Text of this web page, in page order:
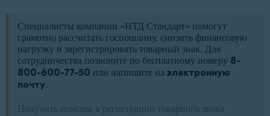
Специалисты компании «НТД Стандарт» помогут
грамотно рассчитать госпошлину, снизить финансовую
нагрузку и зарегистрировать товарный знак. Для
сотрудничества позвоните по бесплатному номеру 8-
800-600-77-50 или напишите на электронную
почту.
Получить помощь в регистрации товарного знака